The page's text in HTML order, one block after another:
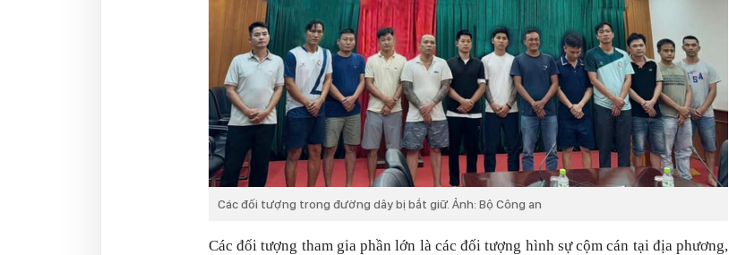
Các đối tượng trong đường dây bị bắt giữ. Ảnh: Bộ Công an
Các đối tượng tham gia phần lớn là các đối tượng hình sự cộm cán tại địa phương,